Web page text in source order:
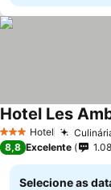
3 EstrelasHotel
Hotel Les
8,8 Excelente
Selecione as